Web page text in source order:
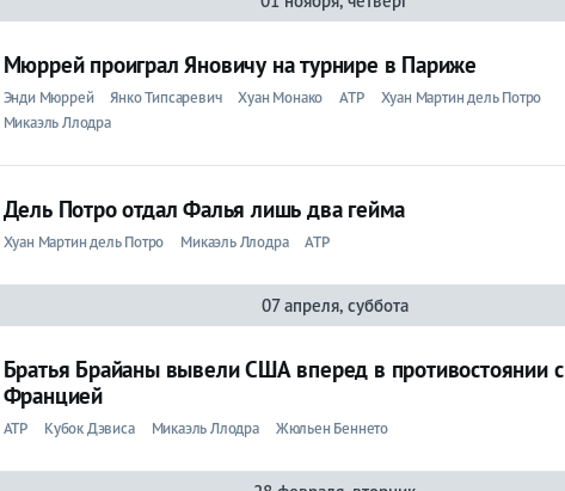
Мюррей проиграл Яновичу на турнире в Париже
Энди Мюррей Янко Типсаревич Хуан Монако ATP
Хуан Мартин дель Потро
Микаэль Ллодра
Дель Потро отдал Фалья лишь два гейма
Хуан Мартин дель Потро Микаэль Ллодра ATP
07 апреля, суббота
Братья Брайаны вывели США вперед в противостоянии с
Францией
ATP Кубок Дэвиса Микаэль Ллодра Жюльен Беннето